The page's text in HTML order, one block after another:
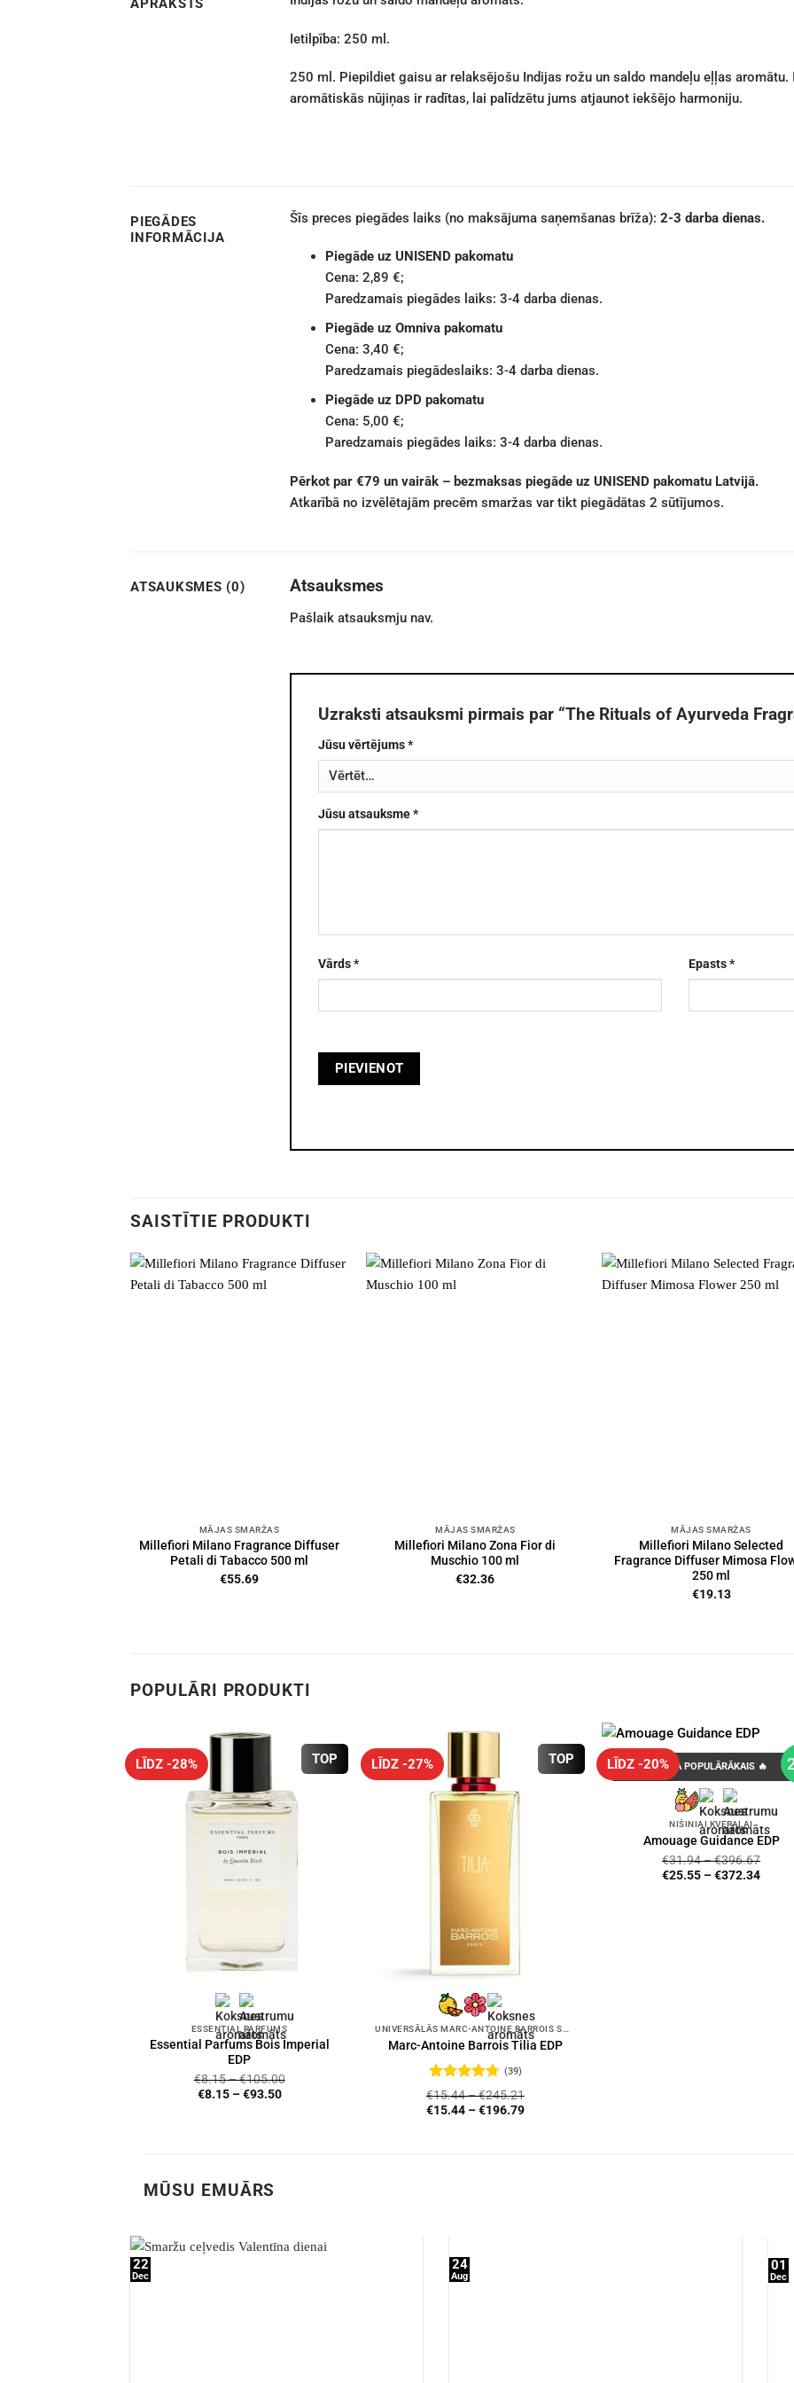
APRAKSTS
Ietilpība: 250 ml.
250 ml. Piepildiet gaisu ar relaksējošu Indijas rožu un saldo mandeļu eļļas
aromātiskās nūjiņas ir radītas, lai palīdzētu jums atjaunot iekšējo harmoniju.
PIEGĀDES
INFORMĀCIJA
Šīs preces piegādes laiks (no maksājuma saņemšanas brīža): 2-3 darba dienas.
Piegāde uz UNISEND pakomatu
Cena: 2,89 €;
Paredzamais piegādes laiks: 3-4 darba dienas.
Piegāde uz Omniva pakomatu
Cena: 3,40 €;
Paredzamais piegādeslaiks: 3-4 darba dienas.
Piegāde uz DPD pakomatu
Cena: 5,00 €;
Paredzamais piegādes laiks: 3-4 darba dienas.
Pērkot par €79 un vairāk – bezmaksas piegāde uz UNISEND pakomatu Latvijā.
Atkarībā no izvēlētajām precēm smaržas var tikt piegādātas 2 sūtījumos.
ATSAUKSMES (0) Atsauksmes
Pašlaik atsauksmju nav.
Uzraksti atsauksmi pirmais par “The Rituals of Ayurveda
Jūsu vērtējums*
Jūsu atsauksme*
Vārds* Epasts*
SAISTĪTIE PRODUKTI
MĀJAS SMARŽAS
Millefiori Milano Fragrance Diffuser
Petali di Tabacco 500 ml
€55.69
MĀJAS SMARŽAS
Millefiori Milano Zona Fior di
Muschio 100 ml
€32.36
MĀJAS SMARŽAS
Millefiori Milano Selected
Fragrance Diffuser Mimosa
250 ml
€19.13
POPULĀRI PRODUKTI
TOP
LĪDZ -28%
ESSENTIAL PARFUMS
Essential Parfums Bois Imperial
EDP
€8.15–€105.00
€8.15–€93.50
TOP
LĪDZ -27%
UNIVERSĀLĀS MARC-ANTOINE BARROIS SMARŽAS
Marc-Antoine Barrois Tilia EDP
Novērtēts
ar4.72
no
(39)
€15.44–€245.21
€15.44–€196.79
LĪDZ -20%GADA POPULĀRĀKAIS 🔥
NIŠINIAI KVEPALAI
Amouage Guidance EDP
€31.94–€396.67
€25.55 –€372.34
MŪSU EMUĀRS
22
Dec
24
Aug
01
Dec